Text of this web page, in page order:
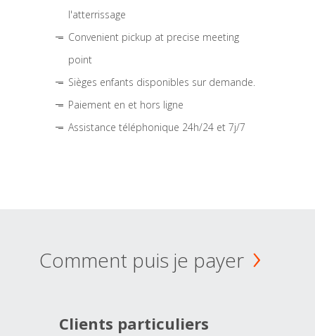
l'atterrissage
Convenient pickup at precise meeting
point
Sièges enfants disponibles sur demande.
Paiement en et hors ligne
Assistance téléphonique 24h/24 et 7j/7
Comment puis je payer
Clients particuliers